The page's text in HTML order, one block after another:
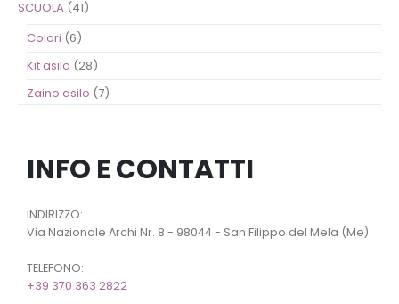
SCUOLA (41)
Colori (6)
Kit asilo (28)
Zaino asilo (7)
INFO E CONTATTI
INDIRIZZO:
Via Nazionale Archi Nr. 8 - 98044 - San Filippo del Mela (Me)
TELEFONO:
+39 370 363 2822